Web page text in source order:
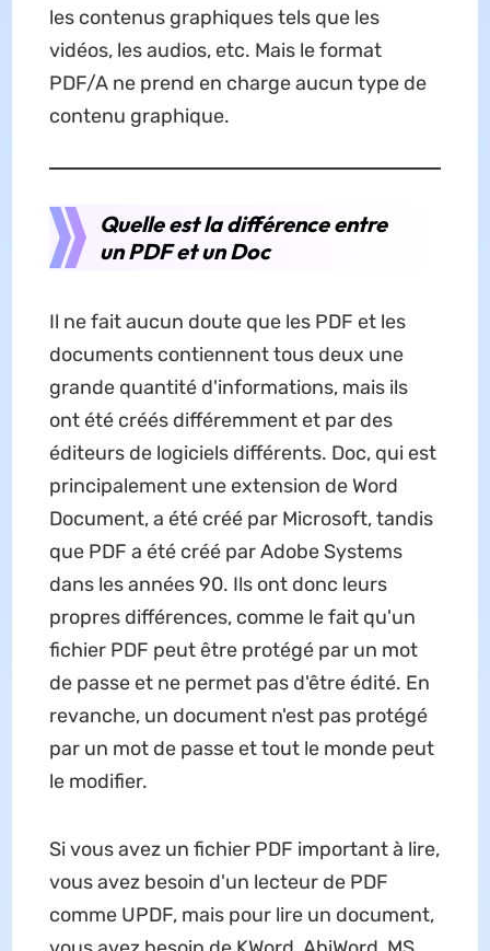
les contenus graphiques tels que les
vidéos, les audios, etc. Mais le format
PDF/A ne prend en charge aucun type de
contenu graphique.
Quelle est la différence entre
un PDF et un Doc
Il ne fait aucun doute que les PDF et les
documents contiennent tous deux une
grande quantité d'informations, mais ils
ont été créés différemment et par des
éditeurs de logiciels différents. Doc, qui est
principalement une extension de Word
Document, a été créé par Microsoft, tandis
que PDF a été créé par Adobe Systems
dans les années 90. Ils ont donc leurs
propres différences, comme le fait qu'un
fichier PDF peut être protégé par un mot
de passe et ne permet pas d'être édité. En
revanche, un document n'est pas protégé
par un mot de passe et tout le monde peut
le modifier.
Si vous avez un fichier PDF important à lire,
vous avez besoin d'un lecteur de PDF
comme UPDF, mais pour lire un document,